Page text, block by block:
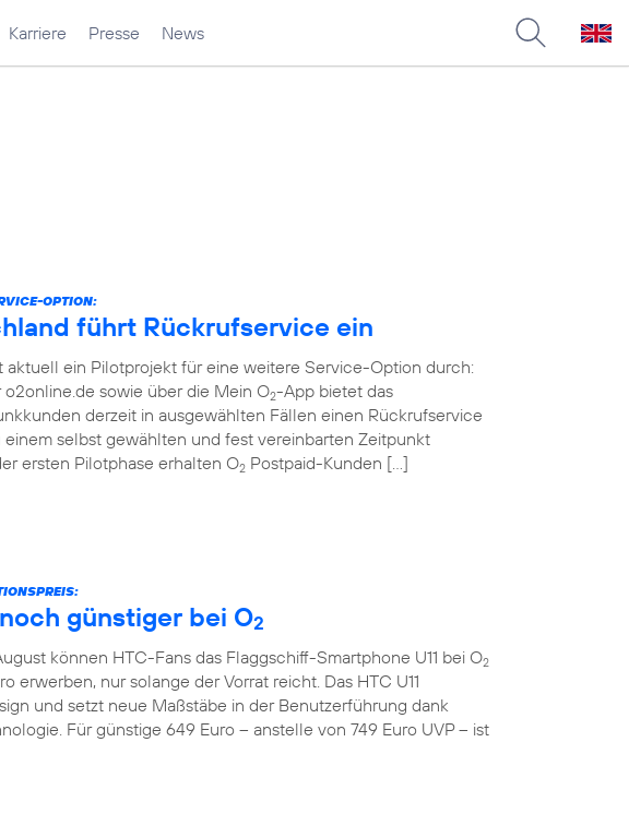
Karriere Presse News
OPTION:
führt Rückrufservice ein
ein Pilotprojekt für eine weitere Service-Option durch:
sowie über die Mein O2-App bietet das
derzeit in ausgewählten Fällen einen Rückrufservice
einem selbst gewählten und fest vereinbarten Zeitpunkt
ersten Pilotphase erhalten O2 Postpaid-Kunden […]
günstiger bei O2
können HTC-Fans das Flaggschiff-Smartphone U11 bei O2
erwerben, nur solange der Vorrat reicht. Das HTC U11
und setzt neue Maßstäbe in der Benutzerführung dank
Für günstige 649 Euro – anstelle von 749 Euro UVP – ist